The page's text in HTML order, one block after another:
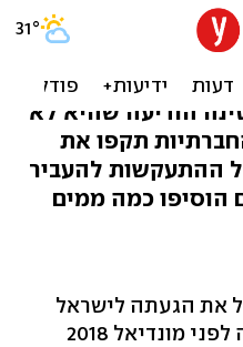
הרשת
הודיעה שהיא לא
תקפו את
ההתעקשות להעביר
הוסיפו כמה ממים
את הגעתה לישראל
למשחק ההכנה האחרון שלה לפני מונדיאל 2018